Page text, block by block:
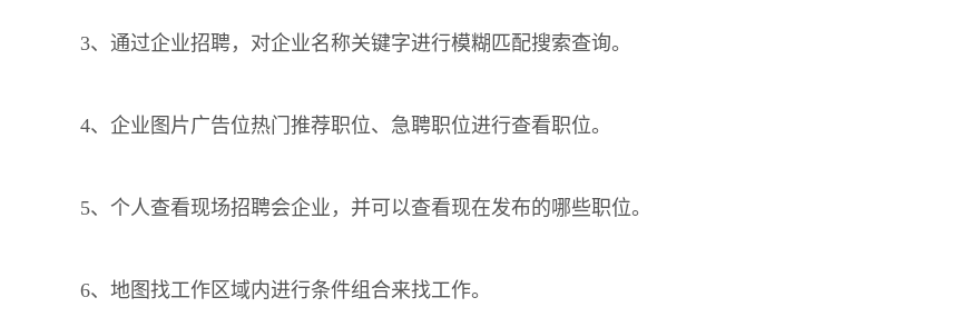
3、通过企业招聘，对企业名称关键字进行模糊匹配搜索查询。
4、企业图片广告位热门推荐职位、急聘职位进行查看职位。
5、个人查看现场招聘会企业，并可以查看现在发布的哪些职位。
6、地图找工作区域内进行条件组合来找工作。